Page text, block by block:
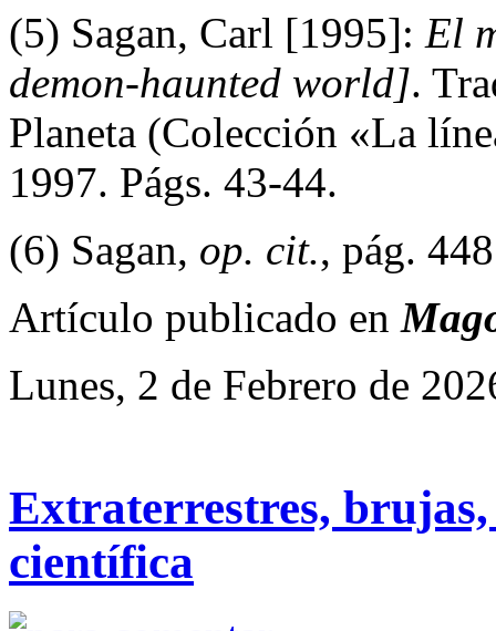
(5) Sagan, Carl [1995]: El
demon-haunted world].
Planeta (Colección «La
1997. Págs. 43-44.
(6) Sagan, op. cit., pág.
Artículo publicado en
Lunes, 2 de Febrero de
Extraterrestres,
científica